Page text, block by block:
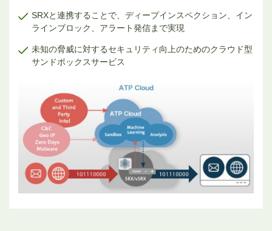
SRXと連携することで、ディープインスペクション、イン
ラインブロック、アラート発信まで実現
未知の脅威に対するセキュリティ向上のためのクラウド型
サンドボックスサービス